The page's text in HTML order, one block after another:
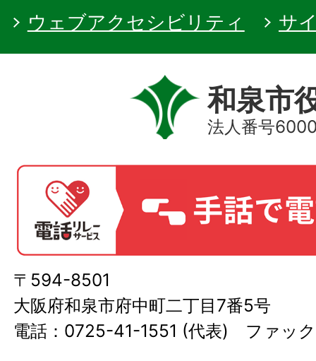
ウェブアクセシビリティ
サ
和泉市
法人番号
〒594-8501
大阪府和泉市府中町二丁目7番5号
電話：0725-41-1551 (代表) ファッ